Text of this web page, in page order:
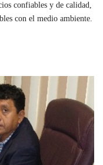
confiables y de calidad,
con el medio ambiente.